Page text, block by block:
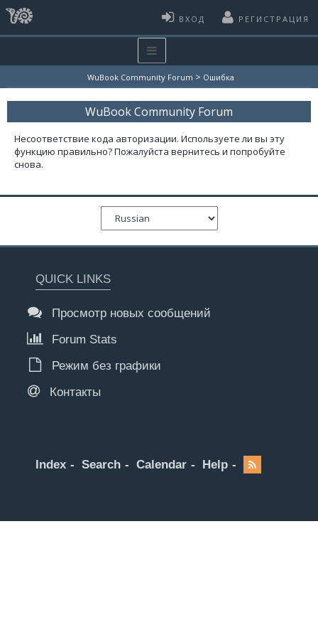
ВХОД РЕГИСТРАЦИЯ
WuBook Community Forum > Ошибка
WuBook Community Forum
Несоответствие кода авторизации. Используете ли вы эту
функцию правильно? Пожалуйста вернитесь и попробуйте
снова.
QUICK LINKS
Просмотр новых сообщений
Forum Stats
Режим без графики
Контакты
Index Search Calendar Help